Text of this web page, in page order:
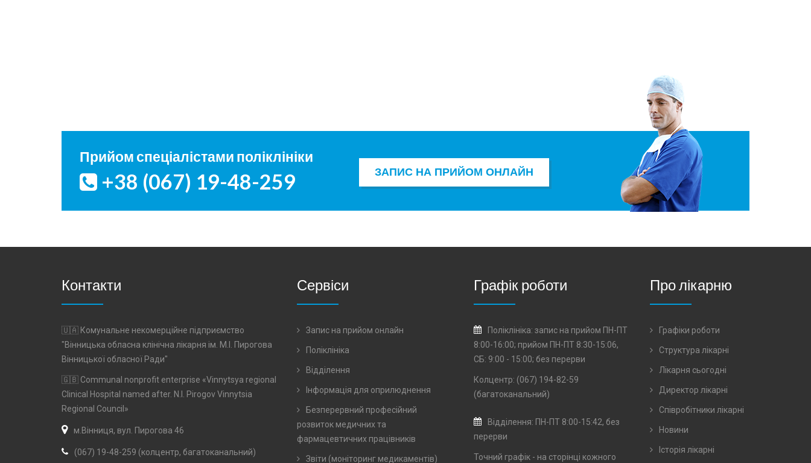
Прийом спеціалістами поліклініки
+38 (067) 19-48-259 ЗАПИС НА ПРИЙОМ ОНЛАЙН
Контакти
🇺🇦 Комунальне некомерційне підприємство
"Вінницька обласна клінічна лікарня ім. М.І. Пирогова
Вінницької обласної Ради"
🇬🇧 Communal nonprofit enterprise «Vinnytsya regional
Clinical Hospital named after. N.I. Pirogov Vinnytsia
Regional Council»
м.Вінниця, вул. Пирогова 46
(067) 19-48-259 (колцентр, багатоканальний)
Сервіси
Запис на прийом онлайн
Поліклініка
Відділення
Інформація для оприлюднення
Безперервний професійний
розвиток медичних та
фармацевтичних працівників
Звіти (моніторинг медикаментів)
Графік роботи
Поліклініка: запис на прийом ПН-ПТ
8:00-16:00; прийом ПН-ПТ 8:30-15:06,
СБ: 9:00 - 15:00; без перерви
Колцентр: (067) 194-82-59
(багатоканальний)
Відділення: ПН-ПТ 8:00-15:42, без
перерви
Точний графік - на сторінці кожного
Про лікарню
Графіки роботи
Структура лікарні
Лікарня сьогодні
Директор лікарні
Співробітники лікарні
Новини
Історія лікарні